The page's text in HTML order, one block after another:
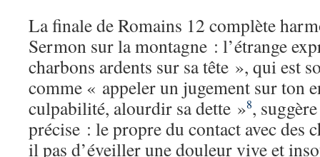
La finale de Romains 12 complète
Sermon sur la montagne : l’étrange
charbons ardents sur sa tête », qui est
comme « appeler un jugement sur ton
culpabilité, alourdir sa dette »8,
précise : le propre du contact avec des
il pas d’éveiller une douleur vive et